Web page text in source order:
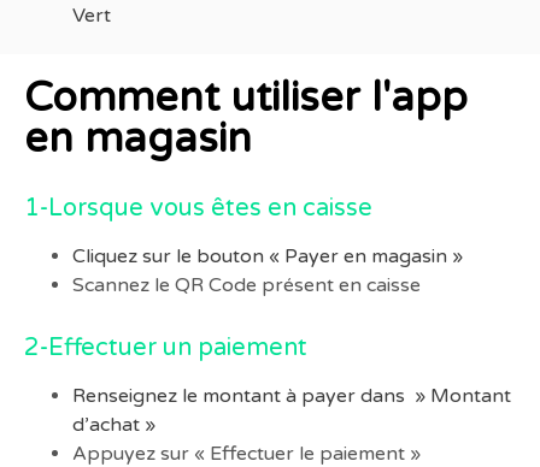
Vert
Comment utiliser l'app
en magasin
1-Lorsque vous êtes en caisse
Cliquez sur le bouton « Payer en magasin »
Scannez le QR Code présent en caisse
2-Effectuer un paiement
Renseignez le montant à payer dans » Montant
d’achat »
Appuyez sur « Effectuer le paiement »